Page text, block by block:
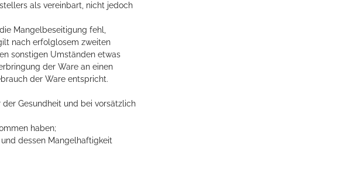
als vereinbart, nicht jedoch
Mangelbeseitigung fehl,
nach erfolglosem zweiten
sonstigen Umständen etwas
der Ware an einen
der Ware entspricht.
Gesundheit und bei vorsätzlich
haben;
dessen Mangelhaftigkeit